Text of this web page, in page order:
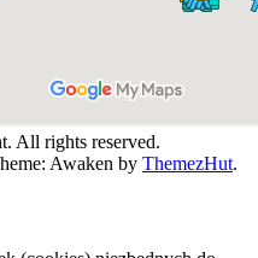
All rights reserved.
Awaken by ThemezHut.